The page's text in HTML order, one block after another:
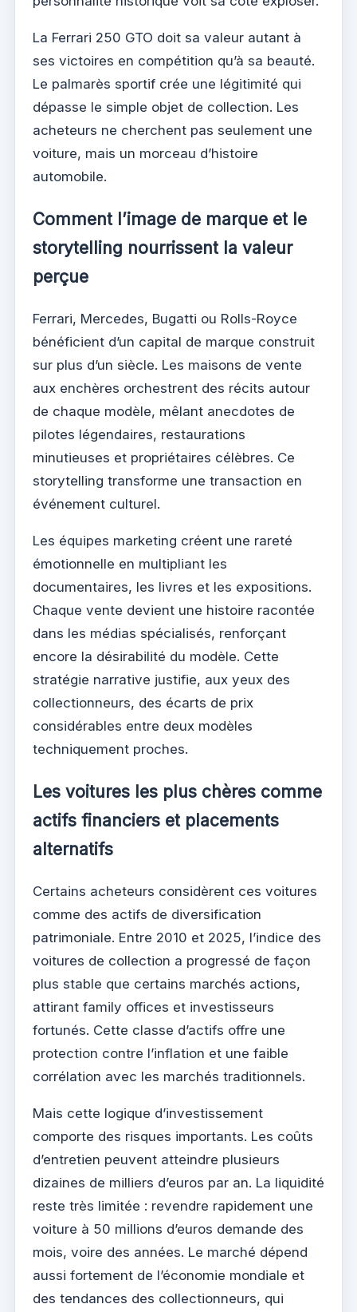
La Ferrari 250 GTO doit sa valeur autant à
ses victoires en compétition qu’à sa beauté.
Le palmarès sportif crée une légitimité qui
dépasse le simple objet de collection. Les
acheteurs ne cherchent pas seulement une
voiture, mais un morceau d’histoire
automobile.
Comment l’image de marque et le
storytelling nourrissent la valeur
perçue
Ferrari, Mercedes, Bugatti ou Rolls-Royce
bénéficient d’un capital de marque construit
sur plus d’un siècle. Les maisons de vente
aux enchères orchestrent des récits autour
de chaque modèle, mêlant anecdotes de
pilotes légendaires, restaurations
minutieuses et propriétaires célèbres. Ce
storytelling transforme une transaction en
événement culturel.
Les équipes marketing créent une rareté
émotionnelle en multipliant les
documentaires, les livres et les expositions.
Chaque vente devient une histoire racontée
dans les médias spécialisés, renforçant
encore la désirabilité du modèle. Cette
stratégie narrative justifie, aux yeux des
collectionneurs, des écarts de prix
considérables entre deux modèles
techniquement proches.
Les voitures les plus chères comme
actifs financiers et placements
alternatifs
Certains acheteurs considèrent ces voitures
comme des actifs de diversification
patrimoniale. Entre 2010 et 2025, l’indice des
voitures de collection a progressé de façon
plus stable que certains marchés actions,
attirant family offices et investisseurs
fortunés. Cette classe d’actifs offre une
protection contre l’inflation et une faible
corrélation avec les marchés traditionnels.
Mais cette logique d’investissement
comporte des risques importants. Les coûts
d’entretien peuvent atteindre plusieurs
dizaines de milliers d’euros par an. La liquidité
reste très limitée : revendre rapidement une
voiture à 50 millions d’euros demande des
mois, voire des années. Le marché dépend
aussi fortement de l’économie mondiale et
des tendances des collectionneurs, qui